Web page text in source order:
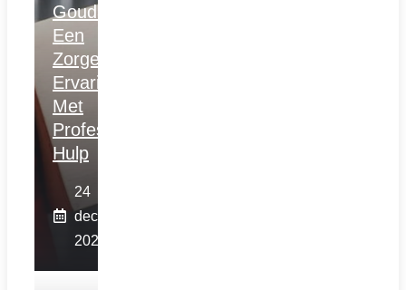
Gouda:
Een
Zorgeloze
Ervaring
Met
Professionele
Hulp
24
december
2025